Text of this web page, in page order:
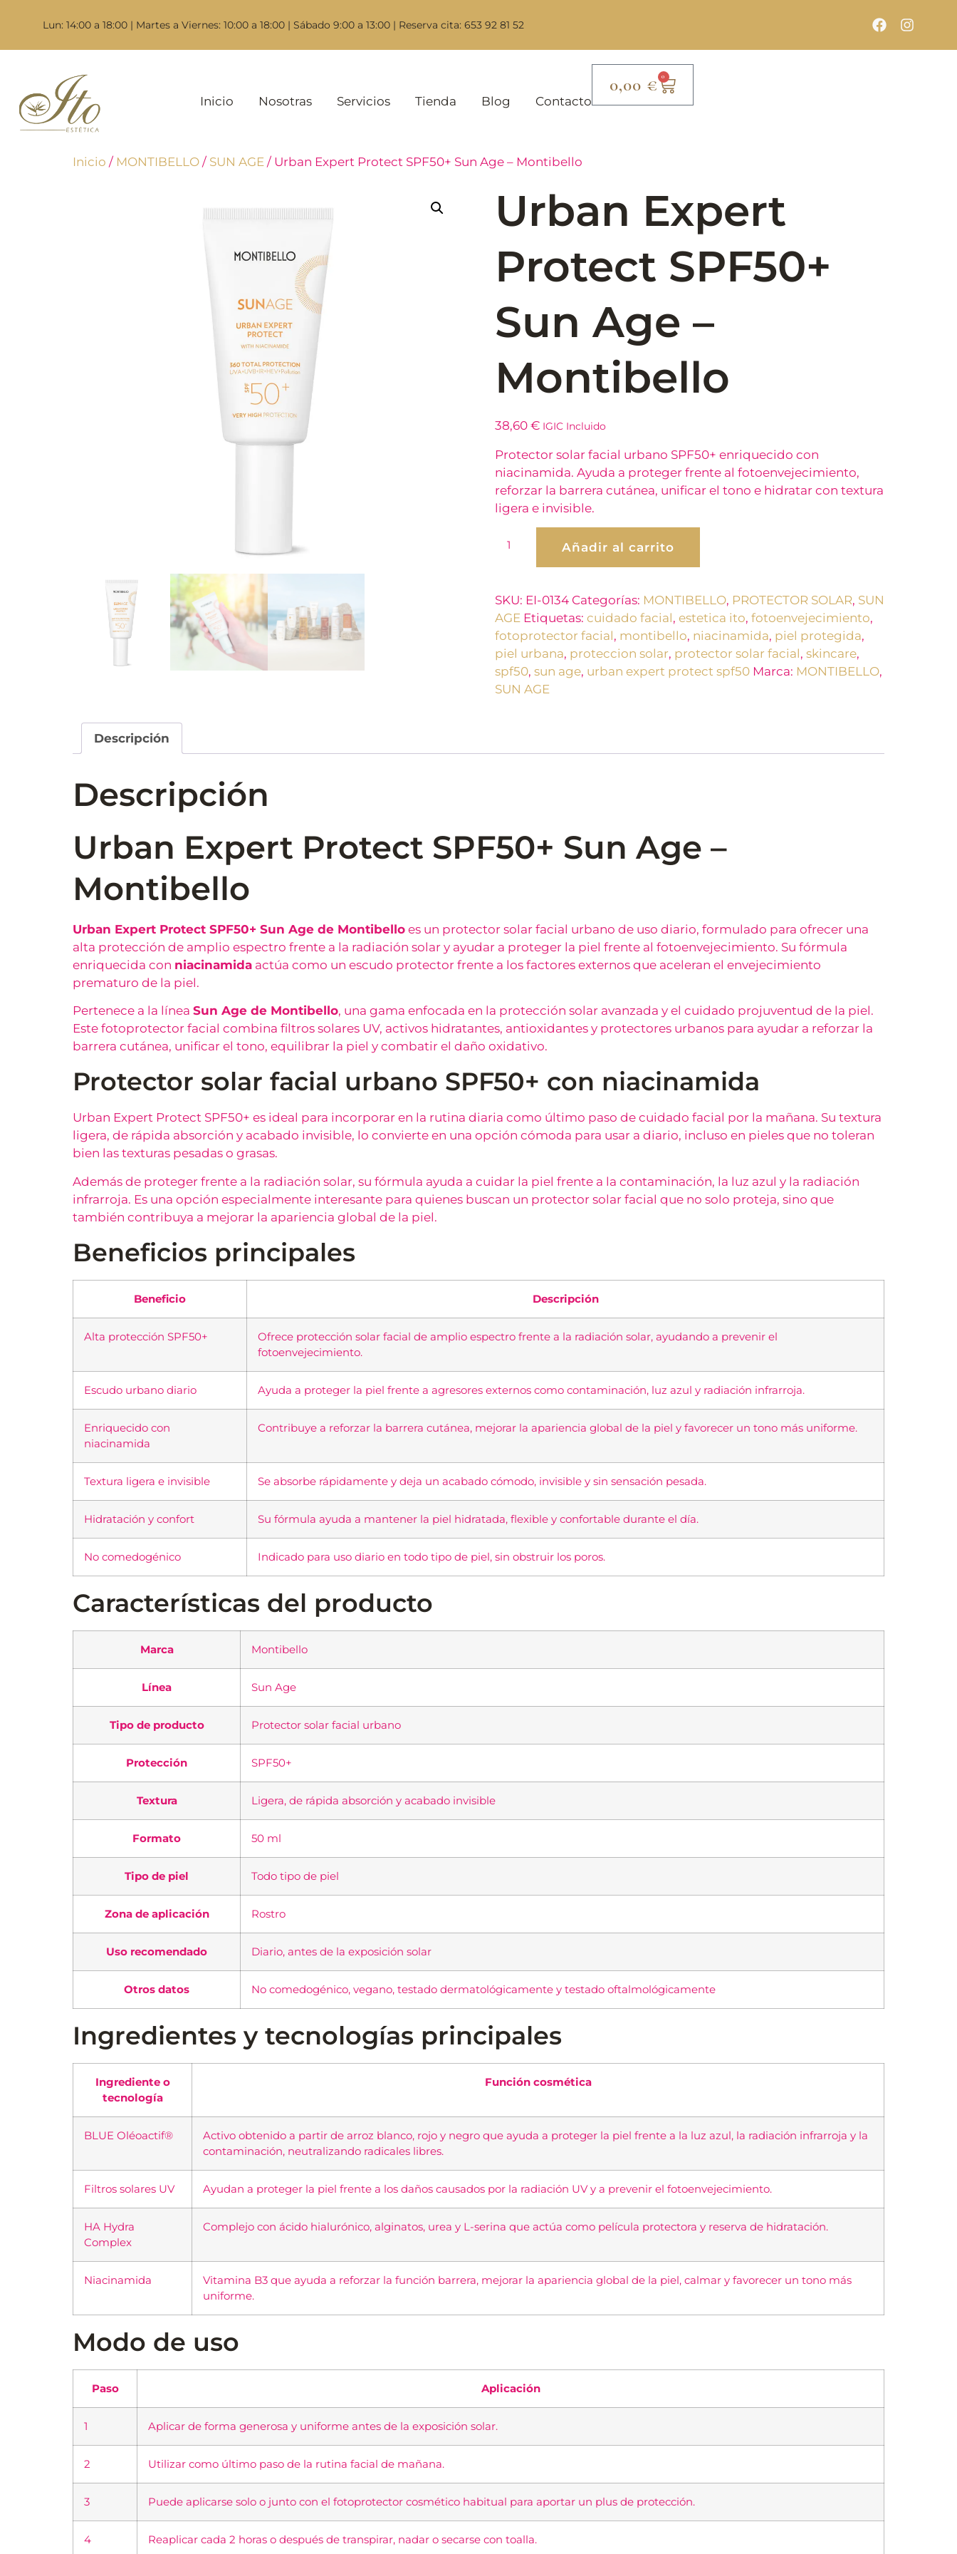
Lun: 14:00 a 18:00 | Martes a Viernes: 10:00 a 18:00 | Sábado 9:00 a 13:00 | Reserva cita: 653 92 81 52
Inicio Nosotras Servicios Tienda Blog Contacto
0,00 € 0
Inicio / MONTIBELLO / SUN AGE / Urban Expert Protect SPF50+ Sun Age – Montibello
Urban Expert
Protect SPF50+
Sun Age –
Montibello
38,60 € IGIC Incluido
Protector solar facial urbano SPF50+ enriquecido con
niacinamida. Ayuda a proteger frente al fotoenvejecimiento,
reforzar la barrera cutánea, unificar el tono e hidratar con textura
ligera e invisible.
Añadir al carrito
SKU: EI-0134 Categorías: MONTIBELLO, PROTECTOR SOLAR, SUN
AGE Etiquetas: cuidado facial, estetica ito, fotoenvejecimiento,
fotoprotector facial, montibello, niacinamida, piel protegida,
piel urbana, proteccion solar, protector solar facial, skincare,
spf50, sun age, urban expert protect spf50 Marca: MONTIBELLO,
SUN AGE
Descripción
Descripción
Urban Expert Protect SPF50+ Sun Age –
Montibello
Urban Expert Protect SPF50+ Sun Age de Montibello es un protector solar facial urbano de uso diario, formulado para ofrecer una
alta protección de amplio espectro frente a la radiación solar y ayudar a proteger la piel frente al fotoenvejecimiento. Su fórmula
enriquecida con niacinamida actúa como un escudo protector frente a los factores externos que aceleran el envejecimiento
prematuro de la piel.
Pertenece a la línea Sun Age de Montibello, una gama enfocada en la protección solar avanzada y el cuidado projuventud de la piel.
Este fotoprotector facial combina filtros solares UV, activos hidratantes, antioxidantes y protectores urbanos para ayudar a reforzar la
barrera cutánea, unificar el tono, equilibrar la piel y combatir el daño oxidativo.
Protector solar facial urbano SPF50+ con niacinamida
Urban Expert Protect SPF50+ es ideal para incorporar en la rutina diaria como último paso de cuidado facial por la mañana. Su textura
ligera, de rápida absorción y acabado invisible, lo convierte en una opción cómoda para usar a diario, incluso en pieles que no toleran
bien las texturas pesadas o grasas.
Además de proteger frente a la radiación solar, su fórmula ayuda a cuidar la piel frente a la contaminación, la luz azul y la radiación
infrarroja. Es una opción especialmente interesante para quienes buscan un protector solar facial que no solo proteja, sino que
también contribuya a mejorar la apariencia global de la piel.
Beneficios principales
Beneficio Descripción
Alta protección SPF50+
Ofrece protección solar facial de amplio espectro frente a la radiación solar, ayudando a prevenir el
fotoenvejecimiento.
Escudo urbano diario Ayuda a proteger la piel frente a agresores externos como contaminación, luz azul y radiación infrarroja.
Enriquecido con
niacinamida
Contribuye a reforzar la barrera cutánea, mejorar la apariencia global de la piel y favorecer un tono más uniforme.
Textura ligera e invisible Se absorbe rápidamente y deja un acabado cómodo, invisible y sin sensación pesada.
Hidratación y confort Su fórmula ayuda a mantener la piel hidratada, flexible y confortable durante el día.
No comedogénico Indicado para uso diario en todo tipo de piel, sin obstruir los poros.
Características del producto
Marca Montibello
Línea Sun Age
Tipo de producto Protector solar facial urbano
Protección SPF50+
Textura Ligera, de rápida absorción y acabado invisible
Formato 50 ml
Tipo de piel Todo tipo de piel
Zona de aplicación Rostro
Uso recomendado Diario, antes de la exposición solar
Otros datos No comedogénico, vegano, testado dermatológicamente y testado oftalmológicamente
Ingredientes y tecnologías principales
Ingrediente o
tecnología
Función cosmética
BLUE Oléoactif®
Activo obtenido a partir de arroz blanco, rojo y negro que ayuda a proteger la piel frente a la luz azul, la radiación infrarroja y la
contaminación, neutralizando radicales libres.
Filtros solares UV Ayudan a proteger la piel frente a los daños causados por la radiación UV y a prevenir el fotoenvejecimiento.
HA Hydra
Complex
Complejo con ácido hialurónico, alginatos, urea y L-serina que actúa como película protectora y reserva de hidratación.
Niacinamida
Vitamina B3 que ayuda a reforzar la función barrera, mejorar la apariencia global de la piel, calmar y favorecer un tono más
uniforme.
Modo de uso
Paso Aplicación
1 Aplicar de forma generosa y uniforme antes de la exposición solar.
2 Utilizar como último paso de la rutina facial de mañana.
3 Puede aplicarse solo o junto con el fotoprotector cosmético habitual para aportar un plus de protección.
4 Reaplicar cada 2 horas o después de transpirar, nadar o secarse con toalla.